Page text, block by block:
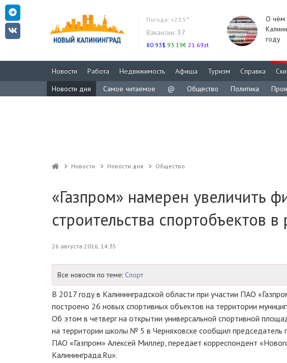
Погода: +23.5°
Вакансии: 37
80.93$ 93.19€ 21.69zł
О чём
году
Новости Работа Недвижимость Афиша Туризм Справка
Новости дня
Самое читаемое @ Общество Политика
Новости Новости дня Общество
«Газпром» намерен увеличить
строительства спортобъектов
26 августа 2016, 14:35
Все новости по теме: Спорт
В 2017 году в Калининградской области при участии ПАО
построено 26 новых спортивных объектов на территории
Об этом в четверг на открытии универсальной спортивной
на территории школы № 5 в Черняховске сообщил председатель
ПАО «Газпром» Алексей Миллер, передает корреспондент
Калининграда.Ru».